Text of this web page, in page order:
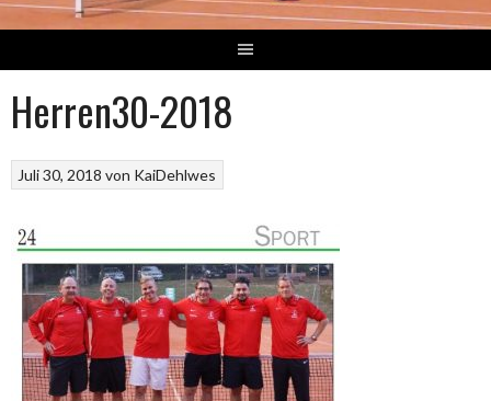
Herren30-2018
Juli 30, 2018 von KaiDehlwes